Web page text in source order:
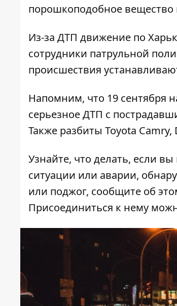
порошкоподобное
Из-за ДТП движение по
сотрудники патрульной
происшествия
Напомним, что 19 сентября
серьезное ДТП с
Также разбиты Toyota Camry,
Узнайте, что делать, если вы
ситуации или аварии,
или поджог, сообщите об
Присоединиться к нему